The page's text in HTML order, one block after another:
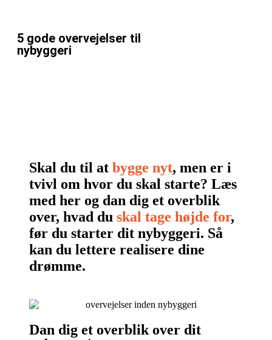
5 gode overvejelser til
nybyggeri
Skal du til at bygge nyt, men er i
tvivl om hvor du skal starte? Læs
med her og dan dig et overblik
over, hvad du skal tage højde for,
før du starter dit nybyggeri. Så
kan du lettere realisere dine
drømme.
Dan dig et overblik over dit